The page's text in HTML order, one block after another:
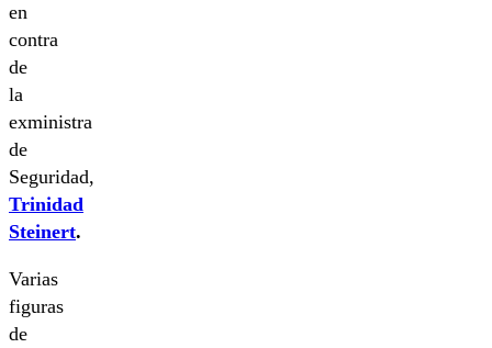
en
contra
de
la
exministra
de
Seguridad,
Trinidad
Steinert.
Varias
figuras
de